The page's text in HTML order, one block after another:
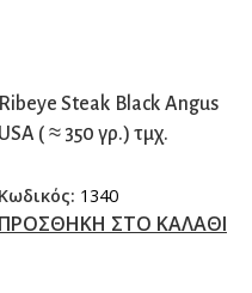
Ribeye Steak Black Angus
USA ( ≈ 350 γρ.) τμχ.
Κωδικός: 1340
ΠΡΟΣΘΗΚΗ ΣΤΟ ΚΑΛΑΘΙ